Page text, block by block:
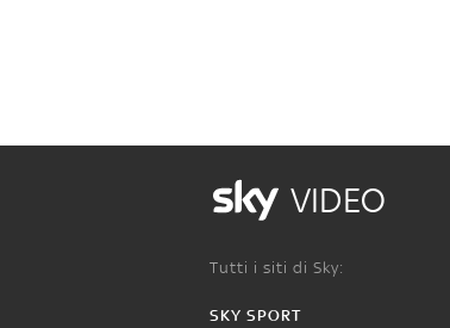
VIDEO
Tutti i siti di Sky:
SKY SPORT